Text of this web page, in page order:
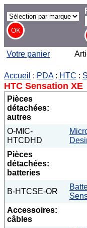
Votre panier
Accueil : PDA: HTC :
HTC Sensation XE
Pièces
détachées:
autres
O-MIC-
HTCDHD
Pièces
détachées:
batteries
B-HTCSE-OR
Accessoires:
câbles